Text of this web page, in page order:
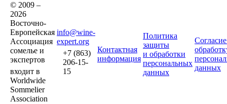
© 2009 –
2026
Восточно-
Европейская
Ассоциация
сомелье и
экспертов
входит в
Worldwide
Sommelier
Association
info@wine-
expert.org
+7 (863)
206-15-
15
Контактная
информация
Политика
защиты
и обработки
персональных
данных
данных